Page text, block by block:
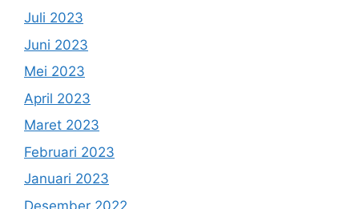
Juli 2023
Juni 2023
Mei 2023
April 2023
Maret 2023
Februari 2023
Januari 2023
Desember 2022